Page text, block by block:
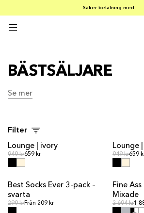
FRI FRAKT PÅ KÖP ÖVER €100
Säker betalning med
BÄSTSÄLJARE
Se mer
Filter
REA
Lounge | ivory
Ordinarie pris
949 krOrdinarie pris
659 kr
REA
Lounge
Ordinarie
949 kr659
Best Socks Ever 3-pack –
svarta
Ordinarie pris
299 krOrdinarie pris
Från 209 kr
Fine
Mixade
Ordinarie
2 694 kr1